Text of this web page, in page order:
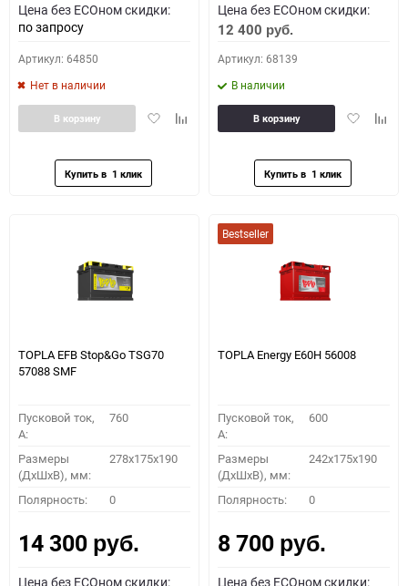
Цена без ECOном скидки:
по запросу
Артикул: 64850
Нет в наличии
ДобавитьДобавить
В корзину
Цена без ECOном скидки:
12 400 руб.
Артикул: 68139
В наличии
Добавить
В корзину
TOPLA EFB Stop&Go TSG70
57088 SMF
Пусковой ток,
A:
760
Размеры
(ДхШхВ), мм:
278x175x190
Полярность: 0
14 300 руб.
Цена без ECOном скидки:
Bestseller
TOPLA Energy E60H 56008
Пусковой ток,
A:
600
Размеры
(ДхШхВ), мм:
242x175x190
Полярность: 0
8 700 руб.
Цена без ECOном скидки: